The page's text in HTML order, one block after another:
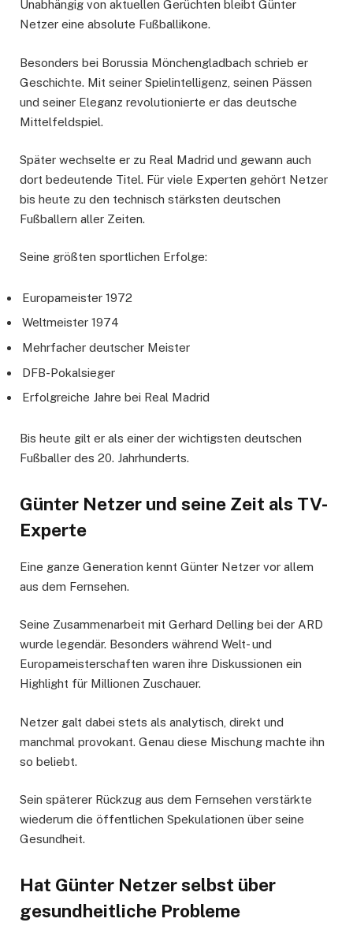
Unabhängig von aktuellen Gerüchten bleibt Günter
Netzer eine absolute Fußballikone.
Besonders bei Borussia Mönchengladbach schrieb er
Geschichte. Mit seiner Spielintelligenz, seinen Pässen
und seiner Eleganz revolutionierte er das deutsche
Mittelfeldspiel.
Später wechselte er zu Real Madrid und gewann auch
dort bedeutende Titel. Für viele Experten gehört Netzer
bis heute zu den technisch stärksten deutschen
Fußballern aller Zeiten.
Seine größten sportlichen Erfolge:
Europameister 1972
Weltmeister 1974
Mehrfacher deutscher Meister
DFB-Pokalsieger
Erfolgreiche Jahre bei Real Madrid
Bis heute gilt er als einer der wichtigsten deutschen
Fußballer des 20. Jahrhunderts.
Günter Netzer und seine Zeit als TV-
Experte
Eine ganze Generation kennt Günter Netzer vor allem
aus dem Fernsehen.
Seine Zusammenarbeit mit Gerhard Delling bei der ARD
wurde legendär. Besonders während Welt- und
Europameisterschaften waren ihre Diskussionen ein
Highlight für Millionen Zuschauer.
Netzer galt dabei stets als analytisch, direkt und
manchmal provokant. Genau diese Mischung machte ihn
so beliebt.
Sein späterer Rückzug aus dem Fernsehen verstärkte
wiederum die öffentlichen Spekulationen über seine
Gesundheit.
Hat Günter Netzer selbst über
gesundheitliche Probleme